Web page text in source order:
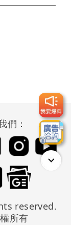
們：
reserved.
所有